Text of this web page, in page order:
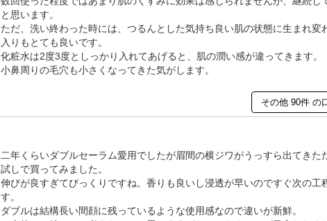
と思います。
ただ、洗い終わった時には、つるんとした気持ち良い肌の状態に生まれ変
入りもとても良いです。
化粧水は2度3度としっかり入れてあげると、肌の潤い感が違ってきます。
小鼻周りの毛穴も小さくなってきた気がします。
その他 90件 の
二年くらいダブルセーラム愛用でしたが眉間の横ジワがうっすら出てきた
試しで買ってみました。
伸びが良すぎてびっくりですね。香りも良いし浸透が早いのですぐ次の工
す。
ダブルは結構長い間顔に残っているような使用感なので違いが新鮮。